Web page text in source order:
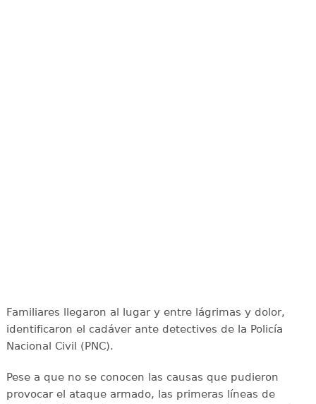
Familiares llegaron al lugar y entre lágrimas y dolor,
identificaron el cadáver ante detectives de la Policía
Nacional Civil (PNC).
Pese a que no se conocen las causas que pudieron
provocar el ataque armado, las primeras líneas de